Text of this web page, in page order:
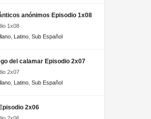
anónimos Episodio 1x08
1x08
Latino Sub Español
del calamar Episodio 2x07
2x07
Latino Sub Español
2x06